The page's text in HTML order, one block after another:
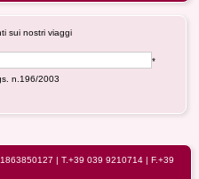
sui nostri viaggi
*
n.196/2003
| T.+39 039 9210714 | F.+39